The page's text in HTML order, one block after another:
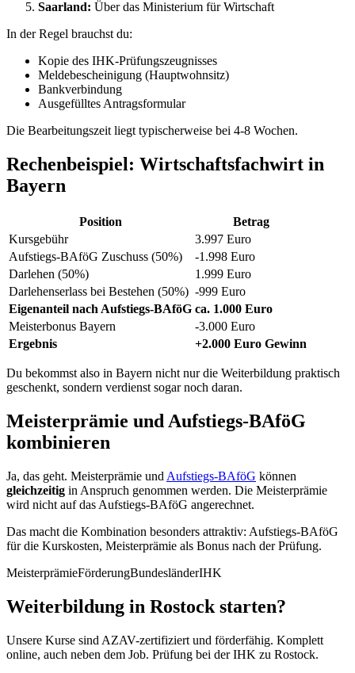
Saarland: Über das Ministerium für Wirtschaft
In der Regel brauchst du:
Kopie des IHK-Prüfungszeugnisses
Meldebescheinigung (Hauptwohnsitz)
Bankverbindung
Ausgefülltes Antragsformular
Die Bearbeitungszeit liegt typischerweise bei 4-8 Wochen.
Rechenbeispiel: Wirtschaftsfachwirt in
Bayern
Position
Betrag
Kursgebühr
3.997 Euro
Aufstiegs-BAföG Zuschuss (50%)
-1.998 Euro
Darlehen (50%)
1.999 Euro
Darlehenserlass bei Bestehen (50%) -999 Euro
Eigenanteil nach Aufstiegs-BAföG ca. 1.000 Euro
Meisterbonus Bayern
-3.000 Euro
Ergebnis
+2.000 Euro Gewinn
Du bekommst also in Bayern nicht nur die Weiterbildung praktisch
geschenkt, sondern verdienst sogar noch daran.
Meisterprämie und Aufstiegs-BAföG
kombinieren
Ja, das geht. Meisterprämie und Aufstiegs-BAföG können
gleichzeitig in Anspruch genommen werden. Die Meisterprämie
wird nicht auf das Aufstiegs-BAföG angerechnet.
Das macht die Kombination besonders attraktiv: Aufstiegs-BAföG
für die Kurskosten, Meisterprämie als Bonus nach der Prüfung.
MeisterprämieFörderungBundesländerIHK
Weiterbildung in Rostock starten?
Unsere Kurse sind AZAV-zertifiziert und förderfähig. Komplett
online, auch neben dem Job. Prüfung bei der IHK zu Rostock.